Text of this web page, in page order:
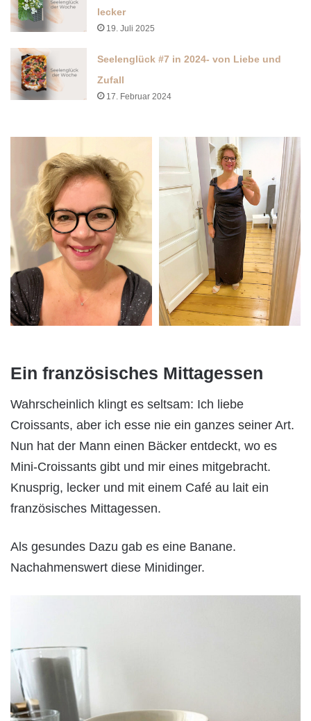
lecker
19. Juli 2025
Seelenglück #7 in 2024- von Liebe und
Zufall
17. Februar 2024
Ein französisches Mittagessen
Wahrscheinlich klingt es seltsam: Ich liebe
Croissants, aber ich esse nie ein ganzes seiner Art.
Nun hat der Mann einen Bäcker entdeckt, wo es
Mini-Croissants gibt und mir eines mitgebracht.
Knusprig, lecker und mit einem Café au lait ein
französisches Mittagessen.
Als gesundes Dazu gab es eine Banane.
Nachahmenswert diese Minidinger.